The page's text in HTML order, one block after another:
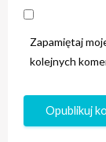
Zapamiętaj
kolejnych